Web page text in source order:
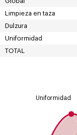
Limpieza en taza
Dulzura
Uniformidad
TOTAL
Uniformidad